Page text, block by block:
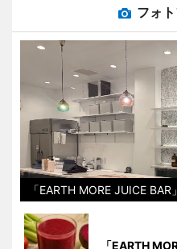
フォ
「EARTH MORE JUICE
「EARTH